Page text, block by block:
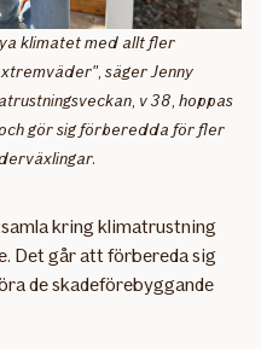
klimatet med allt fler
säger Jenny
v 38, hoppas
gör sig förberedda för fler
kring klimatrustning
Det går att förbereda sig
de skadeförebyggande